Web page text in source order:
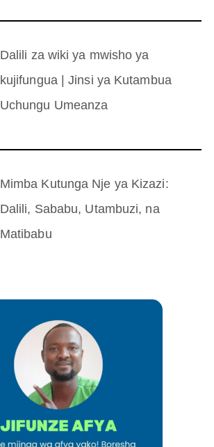
Dalili za wiki ya mwisho ya
kujifungua | Jinsi ya Kutambua
Uchungu Umeanza
Mimba Kutunga Nje ya Kizazi:
Dalili, Sababu, Utambuzi, na
Matibabu